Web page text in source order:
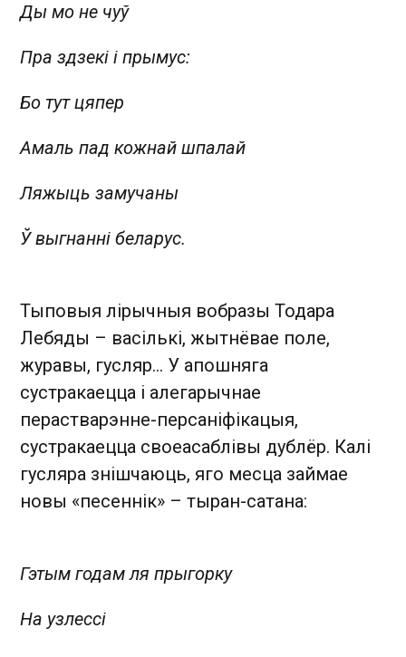
Ды мо не чуў
Пра здзекі і прымус:
Бо тут цяпер
Амаль пад кожнай шпалай
Ляжыць замучаны
Ў выгнанні беларус.
Тыповыя лірычныя вобразы Тодара
Лебяды – васількі, жытнёвае поле,
журавы, гусляр… У апошняга
сустракаецца і алегарычнае
перастварэнне-персаніфікацыя,
сустракаецца своеасаблівы дублёр. Калі
гусляра знішчаюць, яго месца займае
новы «песеннік» – тыран-сатана:
Гэтым годам ля прыгорку
На узлессі